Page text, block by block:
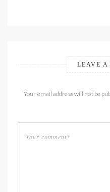
LEAVE A
Your email address will not be